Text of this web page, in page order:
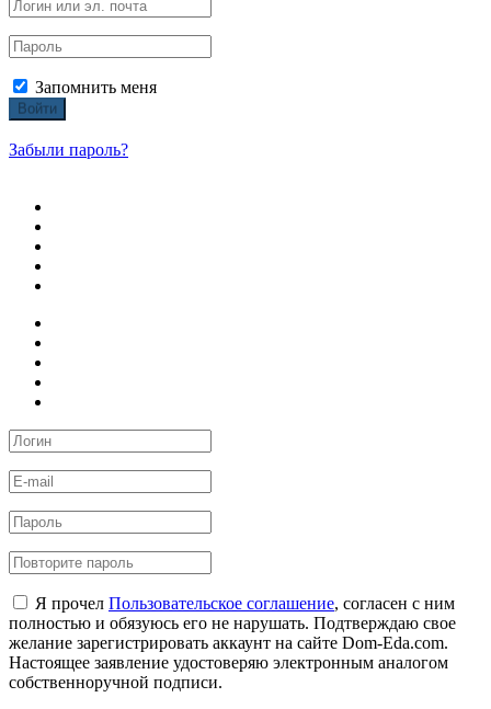
Запомнить меня
Войти
Забыли пароль?
Я прочел Пользовательское соглашение, согласен с ним
полностью и обязуюсь его не нарушать. Подтверждаю свое
желание зарегистрировать аккаунт на сайте Dom-Eda.com.
Настоящее заявление удостоверяю электронным аналогом
собственноручной подписи.